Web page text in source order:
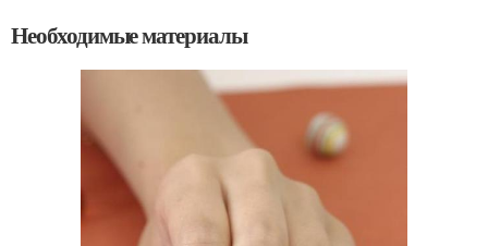
Необходимые материалы